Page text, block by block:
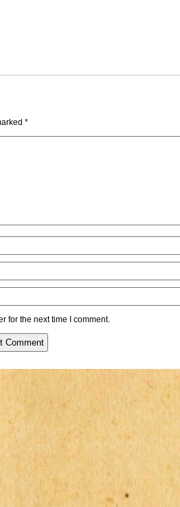
*
for the next time I comment.